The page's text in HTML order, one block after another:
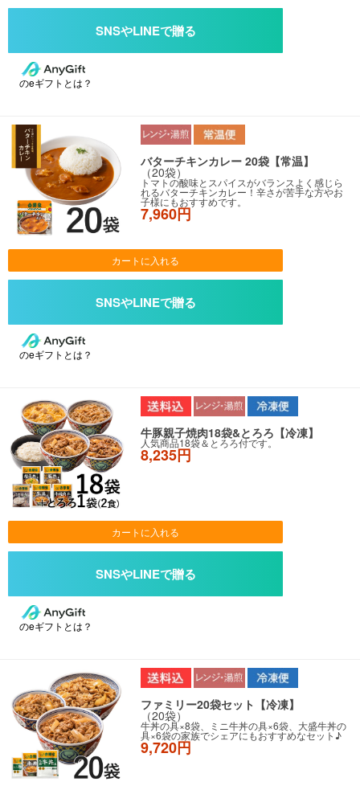
のeギフトとは？
バターチキンカレー 20袋【常温】
（20袋）
トマトの酸味とスパイスがバランスよく感じら
れるバターチキンカレー！辛さが苦手な方やお
子様にもおすすめです。
7,960円
カートに入れる
のeギフトとは？
牛豚親子焼肉18袋&とろろ【冷凍】
人気商品18袋＆とろろ付です。
8,235円
カートに入れる
のeギフトとは？
ファミリー20袋セット【冷凍】
（20袋）
牛丼の具×8袋、ミニ牛丼の具×6袋、大盛牛丼の
具×6袋の家族でシェアにもおすすめなセット♪
9,720円